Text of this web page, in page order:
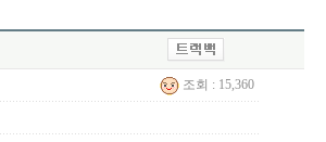
조회 : 15,360